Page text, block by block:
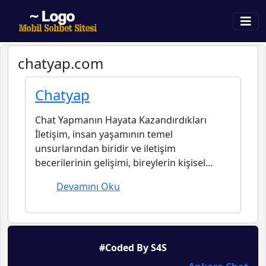
chatyap.com
Chatyap
Chat Yapmanın Hayata Kazandırdıkları
İletişim, insan yaşamının temel
unsurlarından biridir ve iletişim
becerilerinin gelişimi, bireylerin kişisel...
Devamını Oku
#Coded By S4S